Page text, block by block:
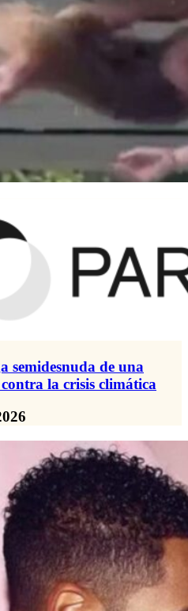
semidesnuda de una
la crisis climática